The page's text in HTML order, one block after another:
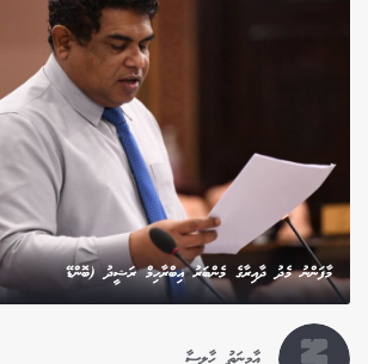
މާފަންނު މެދު ދާއިރާގެ މެންބަރު އިބްރާހިމް ރަޝީދު (ބޮންޑޭ